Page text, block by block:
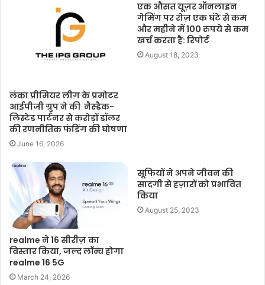
लंका प्रीमियर लीग के प्रमोटर
आईपीजी ग्रुप ने की नैस्डैक-
लिस्टेड पार्टनर से करोड़ों डॉलर
की रणनीतिक फंडिंग की घोषणा
June 16, 2026
एक औसत यूज़र ऑनलाइन
गेमिंग पर रोज़ एक घंटे से कम
और महीने में 100 रुपये से कम
खर्च करता है: रिपोर्ट
August 18, 2023
realme ने 16 सीरीज़ का
विस्तार किया, जल्द लॉन्च होगा
realme 16 5G
March 24, 2026
सूफियों ने अपने जीवन की
सादगी से हज़ारों को प्रभावित
किया
August 25, 2023